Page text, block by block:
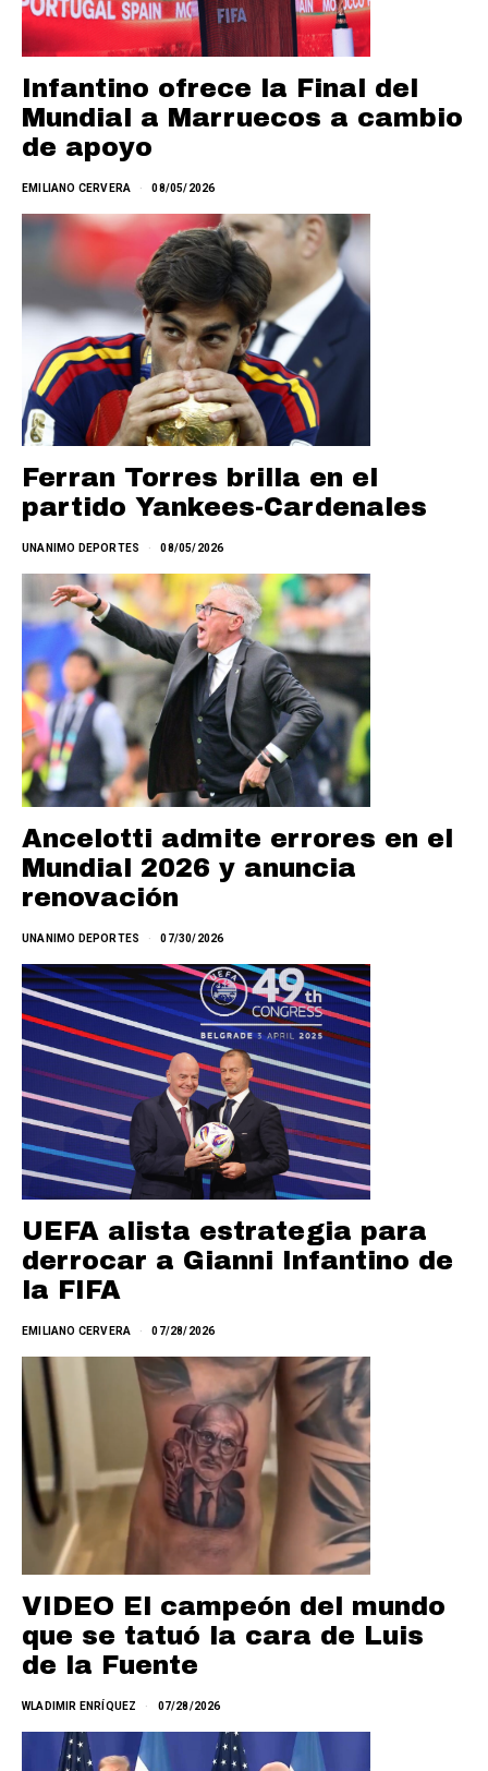
Infantino ofrece la Final del
Mundial a Marruecos a cambio
de apoyo
EMILIANO CERVERA 08/05/2026
Ferran Torres brilla en el
partido Yankees-Cardenales
UNANIMO DEPORTES 08/05/2026
Ancelotti admite errores en el
Mundial 2026 y anuncia
renovación
UNANIMO DEPORTES 07/30/2026
UEFA alista estrategia para
derrocar a Gianni Infantino de
la FIFA
EMILIANO CERVERA 07/28/2026
VIDEO El campeón del mundo
que se tatuó la cara de Luis
de la Fuente
WLADIMIR ENRÍQUEZ 07/28/2026